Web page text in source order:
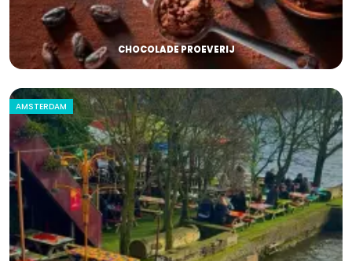
CHOCOLADE PROEVERIJ
AMSTERDAM